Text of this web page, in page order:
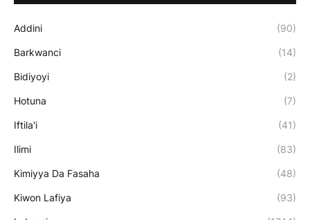
Addini (90)
Barkwanci (14)
Bidiyoyi (2)
Hotuna (7)
Iftila'i (41)
Ilimi (83)
Kimiyya Da Fasaha (48)
Kiwon Lafiya (93)